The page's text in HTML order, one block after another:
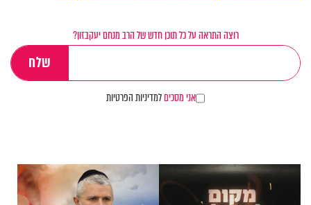
רוצה התראה על כל תוכן חדש של הרב מנחם יעקבזון?
אני מסכיםלמדיניות הפרטיות